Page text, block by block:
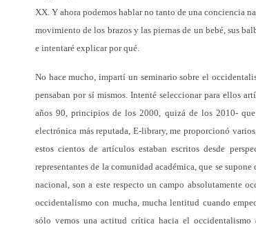
XX. Y ahora podemos hablar no tanto de una conciencia
movimiento de los brazos y las piernas de un bebé, sus
e intentaré explicar por qué.
No hace mucho, impartí un seminario sobre el
pensaban por sí mismos. Intenté seleccionar para ellos
años 90, principios de los 2000, quizá de los 2010-
electrónica más reputada, E-library, me proporcionó
estos cientos de artículos estaban escritos desde
representantes de la comunidad académica, que se
nacional, son a este respecto un campo absolutamente
occidentalismo con mucha, mucha lentitud cuando
sólo vemos una actitud crítica hacia el occidentalismo